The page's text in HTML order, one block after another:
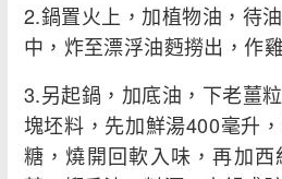
2.鍋置火上，加植物油，待
中，炸至漂浮油麪撈出，作
3.另起鍋，加底油，下老薑
塊坯料，先加鮮湯400毫升
糖，燒開回軟入味，再加